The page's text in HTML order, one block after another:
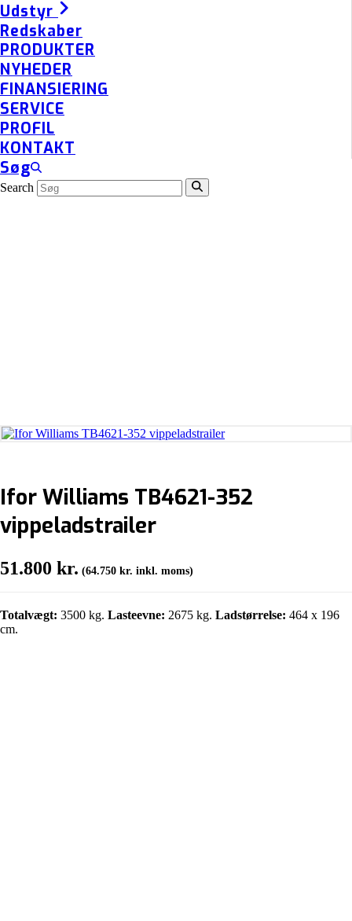
Udstyr
Redskaber
PRODUKTER
NYHEDER
FINANSIERING
SERVICE
PROFIL
KONTAKT
Søg
Search
Ifor Williams TB4621-352
vippeladstrailer
51.800 kr. (64.750 kr. inkl. moms)
Totalvægt: 3500 kg. Lasteevne: 2675 kg. Ladstørrelse: 464 x 196
cm.